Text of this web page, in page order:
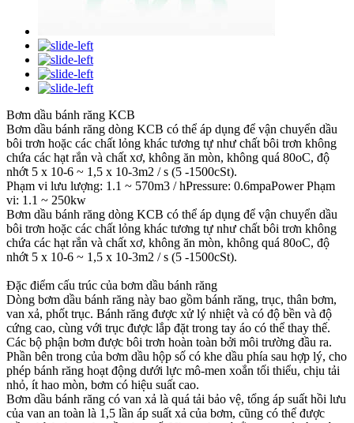
Bơm dầu bánh răng KCB
Bơm dầu bánh răng dòng KCB có thể áp dụng để vận chuyển dầu
bôi trơn hoặc các chất lỏng khác tương tự như chất bôi trơn không
chứa các hạt rắn và chất xơ, không ăn mòn, không quá 80oC, độ
nhớt 5 x 10-6 ~ 1,5 x 10-3m2 / s (5 -1500cSt).
Phạm vi lưu lượng: 1.1 ~ 570m3 / hPressure: 0.6mpaPower Phạm
vi: 1.1 ~ 250kw
Bơm dầu bánh răng dòng KCB có thể áp dụng để vận chuyển dầu
bôi trơn hoặc các chất lỏng khác tương tự như chất bôi trơn không
chứa các hạt rắn và chất xơ, không ăn mòn, không quá 80oC, độ
nhớt 5 x 10-6 ~ 1,5 x 10-3m2 / s (5 -1500cSt).
Đặc điểm cấu trúc của bơm dầu bánh răng
Dòng bơm dầu bánh răng này bao gồm bánh răng, trục, thân bơm,
van xả, phốt trục. Bánh răng được xử lý nhiệt và có độ bền và độ
cứng cao, cùng với trục được lắp đặt trong tay áo có thể thay thế.
Các bộ phận bơm được bôi trơn hoàn toàn bởi môi trường đầu ra.
Phần bên trong của bơm dầu hộp số có khe dầu phía sau hợp lý, cho
phép bánh răng hoạt động dưới lực mô-men xoắn tối thiểu, chịu tải
nhỏ, ít hao mòn, bơm có hiệu suất cao.
Bơm dầu bánh răng có van xả là quá tải bảo vệ, tổng áp suất hồi lưu
của van an toàn là 1,5 lần áp suất xả của bơm, cũng có thể được